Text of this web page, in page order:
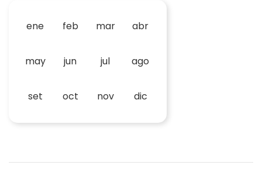
ene feb mar abr
may jun jul ago
set oct nov dic